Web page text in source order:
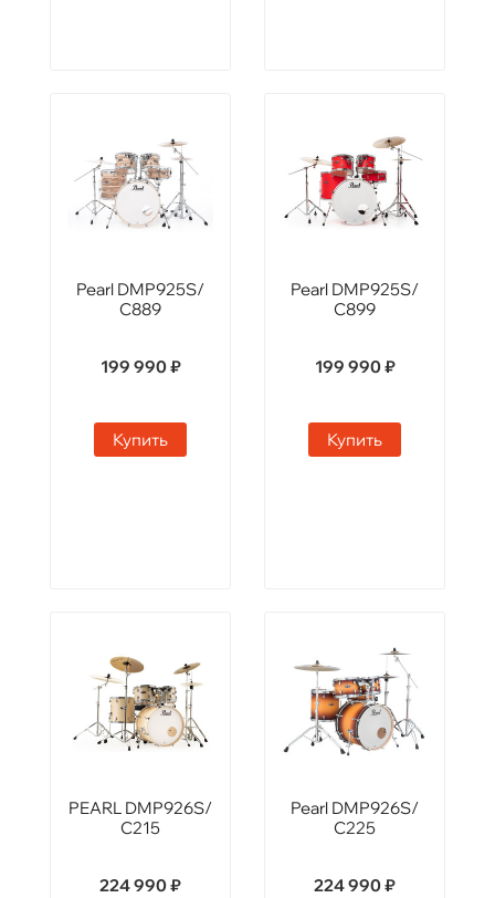
Pearl DMP925S/
C889
199 990 ₽
Купить
Pearl DMP925S/
C899
199 990 ₽
Купить
PEARL DMP926S/
C215
224 990 ₽
Pearl DMP926S/
C225
224 990 ₽